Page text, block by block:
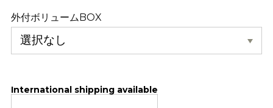
外付ボリュームBOX
International shipping available